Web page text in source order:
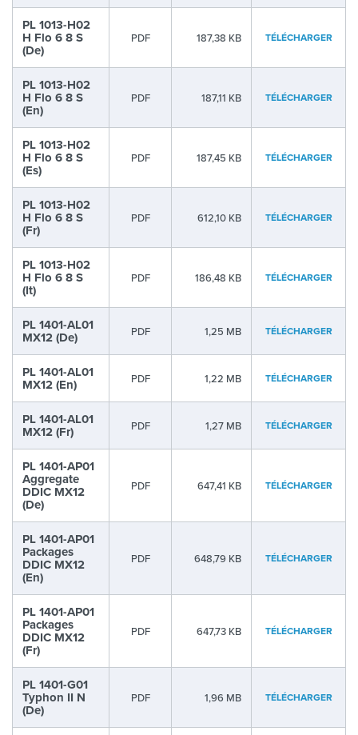
PL 1013-H02
H Flo 6 8 S
(De)
PDF 187,38 KB TÉLÉCHARGER
PL 1013-H02
H Flo 6 8 S
(En)
PDF 187,11 KB TÉLÉCHARGER
PL 1013-H02
H Flo 6 8 S
(Es)
PDF 187,45 KB TÉLÉCHARGER
PL 1013-H02
H Flo 6 8 S
(Fr)
PDF 612,10 KB TÉLÉCHARGER
PL 1013-H02
H Flo 6 8 S
(It)
PDF 186,48 KB TÉLÉCHARGER
PL 1401-AL01
MX12 (De) PDF 1,25 MB TÉLÉCHARGER
PL 1401-AL01
MX12 (En) PDF 1,22 MB TÉLÉCHARGER
PL 1401-AL01
MX12 (Fr) PDF 1,27 MB TÉLÉCHARGER
PL 1401-AP01
Aggregate
DDIC MX12
(De)
PDF 647,41 KB TÉLÉCHARGER
PL 1401-AP01
Packages
DDIC MX12
(En)
PDF 648,79 KB TÉLÉCHARGER
PL 1401-AP01
Packages
DDIC MX12
(Fr)
PDF 647,73 KB TÉLÉCHARGER
PL 1401-G01
Typhon II N
(De)
PDF 1,96 MB TÉLÉCHARGER